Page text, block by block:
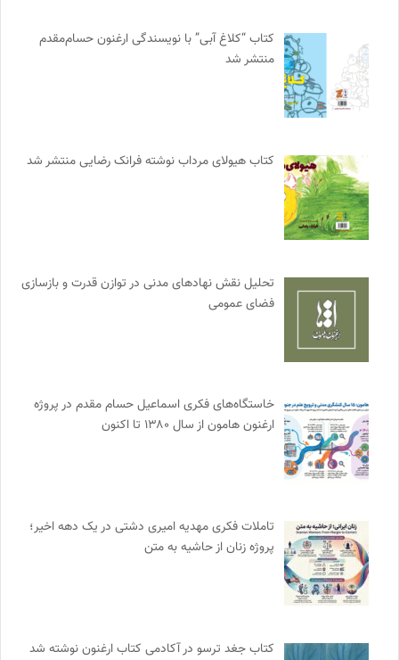
کتاب “کلاغ آبی” با نویسندگی ارغنون حسام‌مقدم
منتشر شد
کتاب هیولای مرداب نوشته فرانک رضایی منتشر شد
تحلیل نقش نهادهای مدنی در توازن قدرت و بازسازی
فضای عمومی
خاستگاه‌های فکری اسماعیل حسام مقدم در پروژه
ارغنون هامون از سال ۱۳۸۰ تا اکنون
تاملات فکری مهدیه امیری دشتی در یک دهه اخیر؛
پروژه زنان از حاشیه به متن
کتاب جغد ترسو در آکادمی کتاب ارغنون نوشته شد